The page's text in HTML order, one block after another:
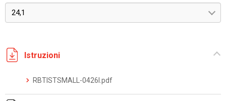
24,1
Istruzioni
RBTISTSMALL-0426I.pdf